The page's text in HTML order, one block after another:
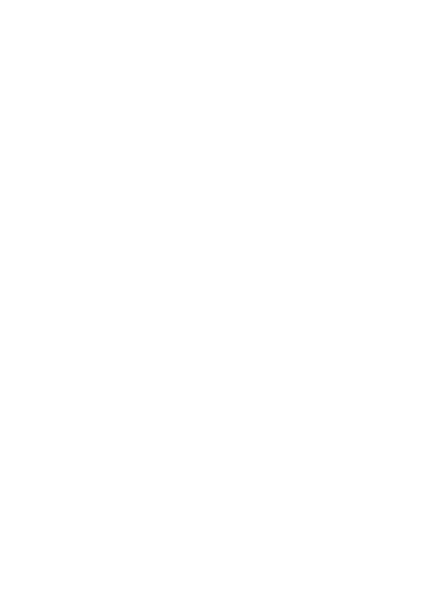
aos favoritos
aos favoritos